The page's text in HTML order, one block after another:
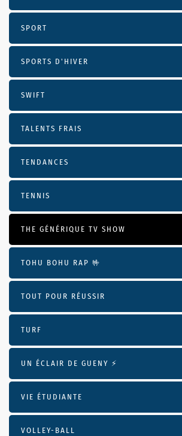
SPORT
SPORTS D'HIVER
SWIFT
TALENTS FRAIS
TENDANCES
TENNIS
THE GÉNÉRIQUE TV SHOW
TOHU BOHU RAP 🤟
TOUT POUR RÉUSSIR
TURF
UN ÉCLAIR DE GUENY ⚡️
VIE ÉTUDIANTE
VOLLEY-BALL